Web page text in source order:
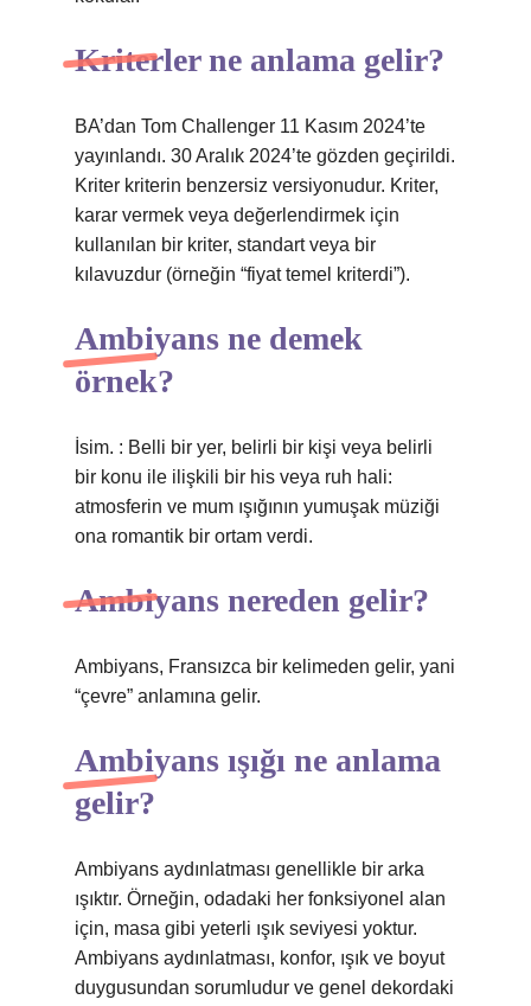
Kriterler ne anlama gelir?
BA’dan Tom Challenger 11 Kasım 2024’te
yayınlandı. 30 Aralık 2024’te gözden geçirildi.
Kriter kriterin benzersiz versiyonudur. Kriter,
karar vermek veya değerlendirmek için
kullanılan bir kriter, standart veya bir
kılavuzdur (örneğin “fiyat temel kriterdi”).
Ambiyans ne demek
örnek?
İsim. : Belli bir yer, belirli bir kişi veya belirli
bir konu ile ilişkili bir his veya ruh hali:
atmosferin ve mum ışığının yumuşak müziği
ona romantik bir ortam verdi.
Ambiyans nereden gelir?
Ambiyans, Fransızca bir kelimeden gelir, yani
“çevre” anlamına gelir.
Ambiyans ışığı ne anlama
gelir?
Ambiyans aydınlatması genellikle bir arka
ışıktır. Örneğin, odadaki her fonksiyonel alan
için, masa gibi yeterli ışık seviyesi yoktur.
Ambiyans aydınlatması, konfor, ışık ve boyut
duygusundan sorumludur ve genel dekordaki